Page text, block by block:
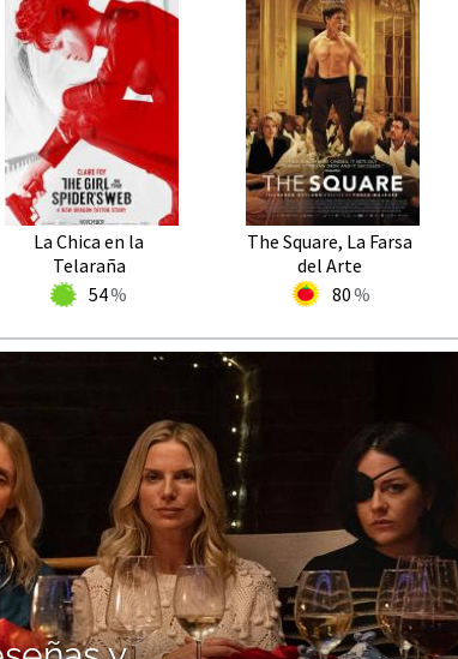
La Chica en la
Telaraña
54
The Square, La Farsa
del Arte
80